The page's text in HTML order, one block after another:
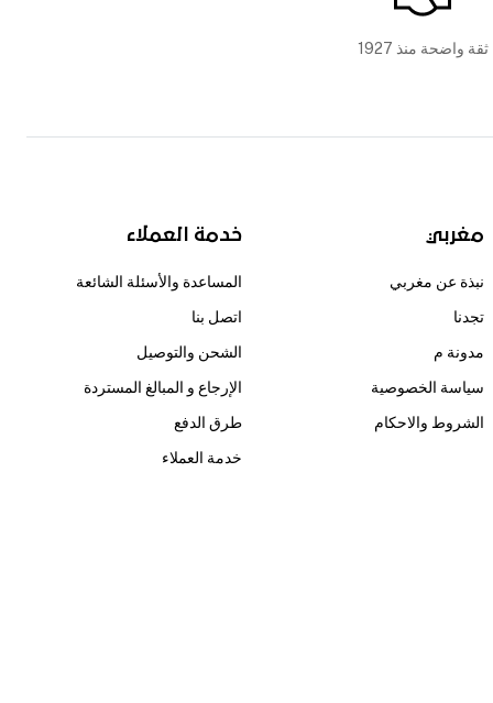
ثقة واضحة منذ 1927
مغربي
نبذة عن مغربي
تجدنا
مدونة م
سياسة الخصوصية
الشروط والاحكام
خدمة العملاء
المساعدة والأسئلة الشائعة
اتصل بنا
الشحن والتوصيل
الإرجاع و المبالغ المستردة
طرق الدفع
خدمة العملاء